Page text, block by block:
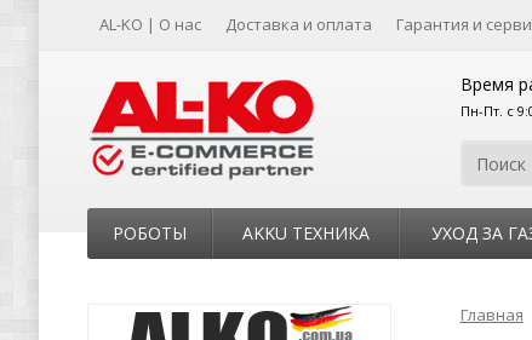
AL-KO | О нас Доставка и оплата Гарантия и
Время
Пн-Пт. с
РОБОТЫ AKKU ТЕХНИКА УХОД ЗА
Главная